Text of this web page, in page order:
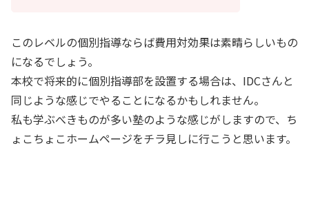
このレベルの個別指導ならば費用対効果は素晴らしいもの
になるでしょう。
本校で将来的に個別指導部を設置する場合は、IDCさんと
同じような感じでやることになるかもしれません。
私も学ぶべきものが多い塾のような感じがしますので、ち
ょこちょこホームページをチラ見しに行こうと思います。